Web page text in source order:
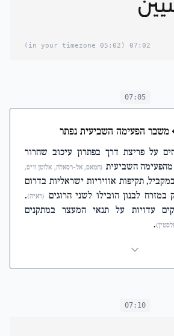
07:02
(05:02 in your timezone)
07:05
משבר הפעימה השביעית נפתר
על פריצת דרך בפתרון עיכוב שחרור
מהפעימה השביעית (חמאס, אל-רסאלה, אלוטן וויס,
תקיפות אוויריות ישראליות בדרום
במזרח לבנון הובילו לשני הרוגים (ראיה).
עדויות על תנאי המעצר במתקנים
.
07:10